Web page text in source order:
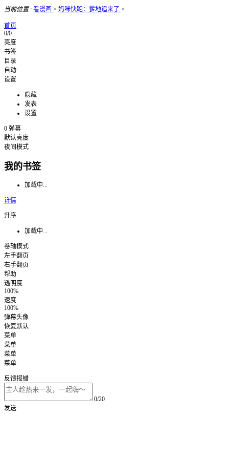
当前位置: 看漫画 > 妈咪快跑：爹地追来了 >
首页
0/0
亮度
书签
目录
自动
设置
隐藏
发表
设置
0 弹幕
默认亮度
夜间模式
我的书签
加载中...
详情
升序
加载中...
卷轴模式
左手翻页
右手翻页
帮助
透明度
100%
速度
100%
弹幕头像
恢复默认
菜单
菜单
菜单
菜单
反馈报错
0/20
发送